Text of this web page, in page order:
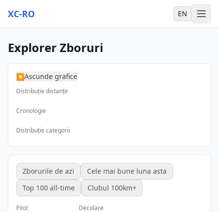
XC-RO EN
Explorer Zboruri
▶Ascunde grafice
Distribuție distanțe
Cronologie
Distribuție categorii
Zborurile de azi
Cele mai bune luna asta
Top 100 all-time
Clubul 100km+
Pilot Decolare